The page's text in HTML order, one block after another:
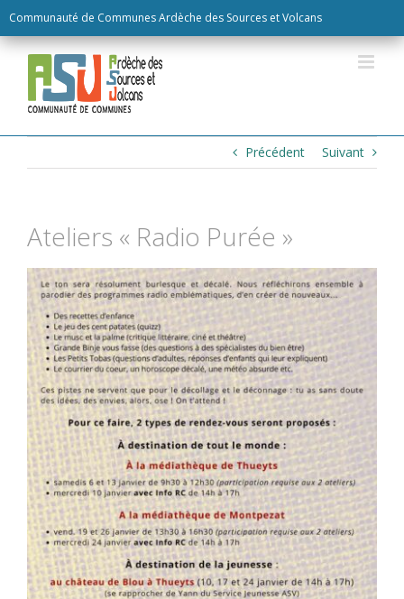
Communauté de Communes Ardèche des Sources et Volcans
to
content
Précédent Suivant
Ateliers « Radio Purée »